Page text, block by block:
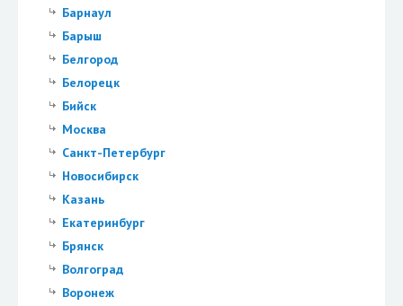
Барнаул
Барыш
Белгород
Белорецк
Бийск
Москва
Санкт-Петербург
Новосибирск
Казань
Екатеринбург
Брянск
Волгоград
Воронеж